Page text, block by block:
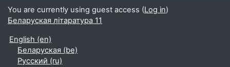
You are currently using guest access (Log in)
Беларуская літаратура 11
English ‎(en)‎
Беларуская ‎(be)‎
Русский ‎(ru)‎